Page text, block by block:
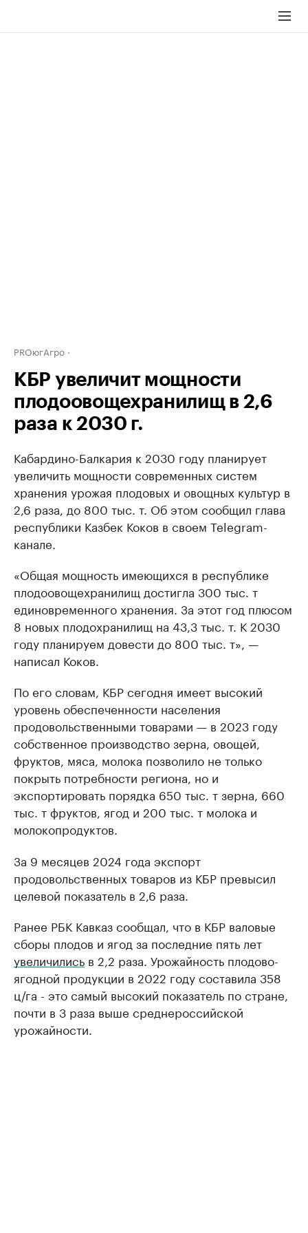
PROюгАгро
КБР увеличит мощности
плодоовощехранилищ в 2,6
раза к 2030 г.
Кабардино-Балкария к 2030 году планирует
увеличить мощности современных систем
хранения урожая плодовых и овощных культур в
2,6 раза, до 800 тыс. т. Об этом сообщил глава
республики Казбек Коков в своем Telegram-
канале.
«Общая мощность имеющихся в республике
плодоовощехранилищ достигла 300 тыс. т
единовременного хранения. За этот год плюсом
8 новых плодохранилищ на 43,3 тыс. т. К 2030
году планируем довести до 800 тыс. т», —
написал Коков.
По его словам, КБР сегодня имеет высокий
уровень обеспеченности населения
продовольственными товарами — в 2023 году
собственное производство зерна, овощей,
фруктов, мяса, молока позволило не только
покрыть потребности региона, но и
экспортировать порядка 650 тыс. т зерна, 660
тыс. т фруктов, ягод и 200 тыс. т молока и
молокопродуктов.
За 9 месяцев 2024 года экспорт
продовольственных товаров из КБР превысил
целевой показатель в 2,6 раза.
Ранее РБК Кавказ сообщал, что в КБР валовые
сборы плодов и ягод за последние пять лет
увеличились в 2,2 раза. Урожайность плодово-
ягодной продукции в 2022 году составила 358
ц/га - это самый высокий показатель по стране,
почти в 3 раза выше среднероссийской
урожайности.